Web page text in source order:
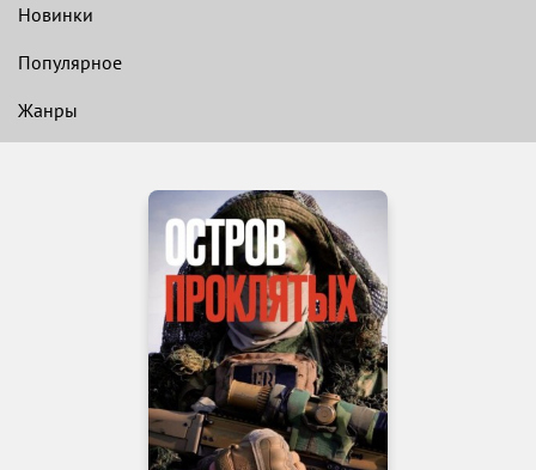
Новинки
Популярное
Жанры